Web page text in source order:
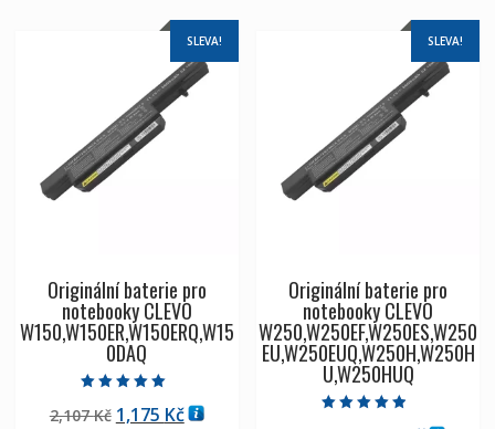
SLEVA!
Originální baterie pro
notebooky CLEVO
W150,W150ER,W150ERQ,W15
0DAQ
5.00
z 5
2,107Kč Původní
1,175 KčAktuální
SLEVA!
Originální baterie pro
notebooky CLEVO
W250,W250EF,W250ES,W250
EU,W250EUQ,W250H,W250H
U,W250HUQ